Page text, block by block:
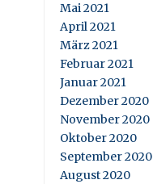
Mai 2021
April 2021
März 2021
Februar 2021
Januar 2021
Dezember 2020
November 2020
Oktober 2020
September 2020
August 2020